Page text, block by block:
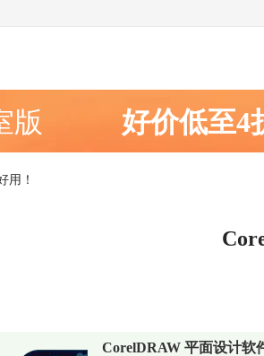
版 好价低至4
用！
CorelDRAW 平面设计软